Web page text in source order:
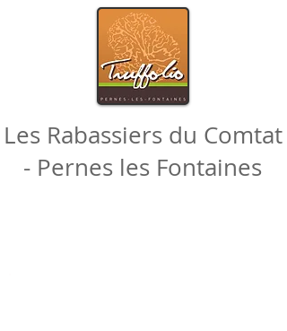
Les Rabassiers du Comtat
- Pernes les Fontaines